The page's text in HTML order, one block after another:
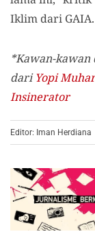
Iklim dari GAIA.
*Kawan-
dariYopi
Insinerator
Editor: Iman Herdiana